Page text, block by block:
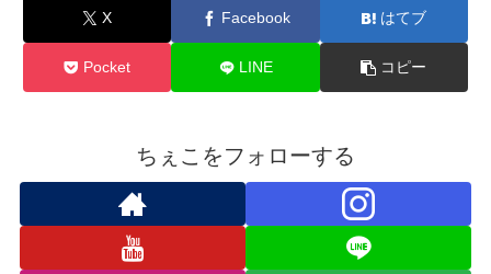
X Facebook はてブ
Pocket LINE コピー
ちぇこをフォローする